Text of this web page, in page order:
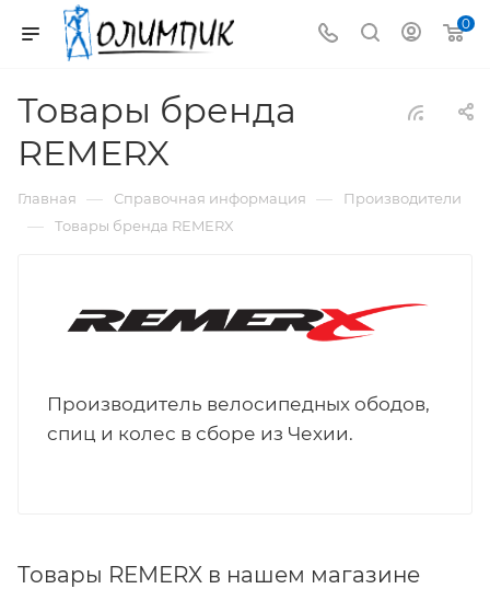
0
Товары бренда
REMERX
Главная — Справочная информация — Производители
— Товары бренда REMERX
Производитель велосипедных ободов,
спиц и колес в сборе из Чехии.
Товары REMERX в нашем магазине